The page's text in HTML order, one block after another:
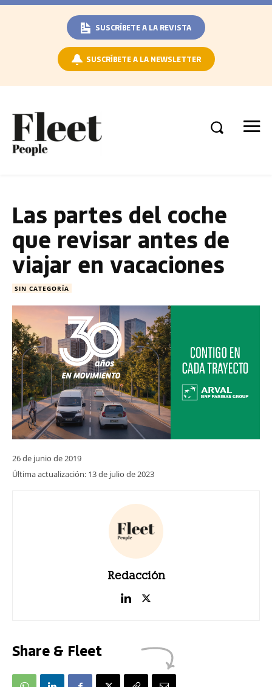
SUSCRÍBETE A LA REVISTA
SUSCRÍBETE A LA NEWSLETTER
Las partes del coche
que revisar antes de
viajar en vacaciones
SIN CATEGORÍA
26 de junio de 2019
Última actualización: 13 de julio de 2023
Redacción
Share & Fleet